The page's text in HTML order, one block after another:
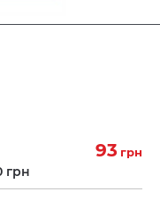
93 грн
грн